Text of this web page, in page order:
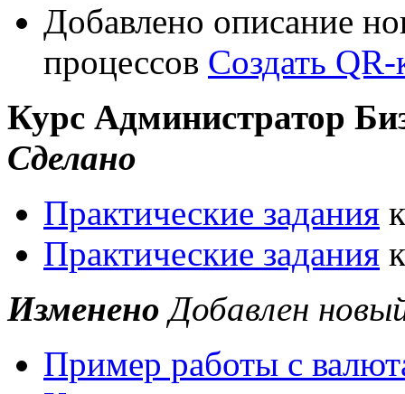
Добавлено описание
процессов Создать QR-
Курс Администратор
Сделано
Практические задания
Практические задания
ИзмененоДобавлен
Пример работы с